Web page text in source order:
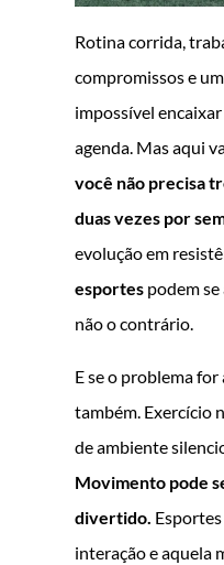
Rotina corrida,
compromissos e
impossível
agenda. Mas aqui
você não precisa
duas vezes por
evolução em
esportes podem
não o contrário.
E se o problema
também. Exercício
de ambiente
Movimento pode
divertido.
interação e aquela